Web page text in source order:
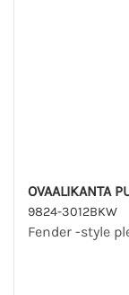
OVAALIKANTA
9824-3012BKW
Fender -style